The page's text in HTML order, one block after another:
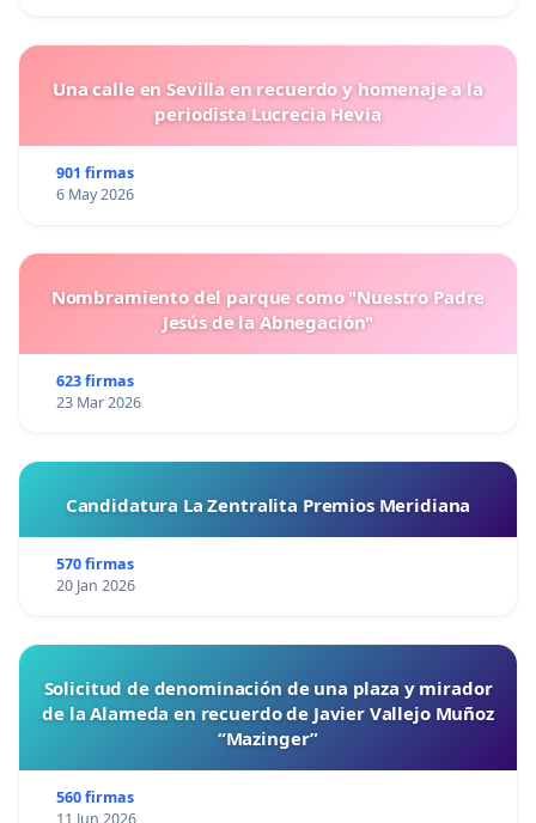
Una calle en Sevilla en recuerdo y homenaje a la
periodista Lucrecia Hevia
901 firmas
6 May 2026
Nombramiento del parque como "Nuestro Padre
Jesús de la Abnegación"
623 firmas
23 Mar 2026
Candidatura La Zentralita Premios Meridiana
570 firmas
20 Jan 2026
Solicitud de denominación de una plaza y mirador
de la Alameda en recuerdo de Javier Vallejo Muñoz
“Mazinger”
560 firmas